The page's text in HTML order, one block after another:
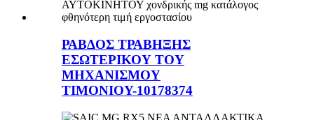
ΡΑΒΔΟΣ ΤΡΑΒΗΞΗΣ
ΕΣΩΤΕΡΙΚΟΥ ΤΟΥ
ΜΗΧΑΝΙΣΜΟΥ
ΤΙΜΟΝΙΟΥ-10178374